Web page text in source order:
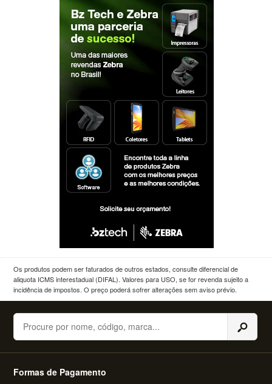
Os produtos podem ser faturados de outros estados, consulte diferencial de
aliquota ICMS interestadual (DIFAL). Valores para USO, se for revenda sujeito a
incidência de impostos. O preço poderá sofrer alterações sem aviso prévio.
Buscar
Formas de Pagamento